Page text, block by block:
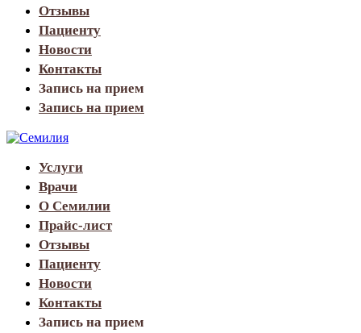
Отзывы
Пациенту
Новости
Контакты
Запись на прием
Запись на прием
Услуги
Врачи
О Семилии
Прайс-лист
Отзывы
Пациенту
Новости
Контакты
Запись на прием